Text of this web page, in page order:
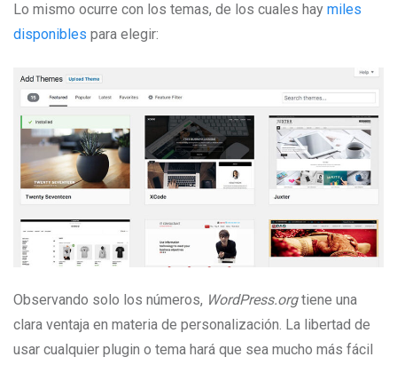
Lo mismo ocurre con los temas, de los cuales hay miles
disponibles para elegir:
Observando solo los números, WordPress.orgtiene una
clara ventaja en materia de personalización. La libertad de
usar cualquier plugin o tema hará que sea mucho más fácil